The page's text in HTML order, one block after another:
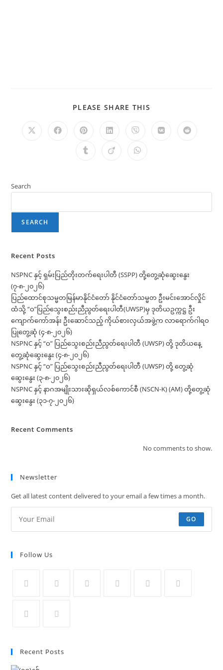
PLEASE SHARE THIS
Search
SEARCH
Recent Posts
NSPNC နှင့် ရှမ်းပြည်တိုးတက်ရေးပါတီ (SSPP) တို့တွေ့ဆုံဆွေးနွေး
(၇-၈-၂၀၂၆)
ပြည်ထောင်စုသမ္မတမြန်မာနိုင်ငံတော် နိုင်ငံတော်သမ္မတ ဦးမင်းအောင်လှိုင်
ထံသို့ “ဝ”ပြည်သွေးစည်းညီညွတ်ရေးပါတီ(UWSP)မှ ဒုတိယဥက္ကဋ္ဌ ဦး
ကျောက်ကော်အန်း ဦးဆောင်သည့် ကိုယ်စားလှယ်အဖွဲ့က လာရောက်ဂါရဝ
ပြုတွေ့ဆုံ (၄-၈-၂၀၂၆)
NSPNC နှင့် “ဝ” ပြည်သွေးစည်းညီညွတ်ရေးပါတီ (UWSP) တို့ ဒုတိယနေ့
တွေ့ဆုံဆွေးနွေး (၄-၈-၂၀၂၆)
NSPNC နှင့် “ဝ” ပြည်သွေးစည်းညီညွတ်ရေးပါတီ (UWSP) တို့ တွေ့ဆုံ
ဆွေးနွေး (၃-၈-၂၀၂၆)
NSPNC နှင့် နာဂအမျိုးသားဆိုရှယ်လစ်ကောင်စီ (NSCN-K) (AM) တို့တွေ့ဆုံ
ဆွေးနွေး (၃၁-၇-၂၀၂၆)
Recent Comments
No comments to show.
Newsletter
Get all latest content delivered to your email a few times a month.
GO
Follow Us
Recent Posts